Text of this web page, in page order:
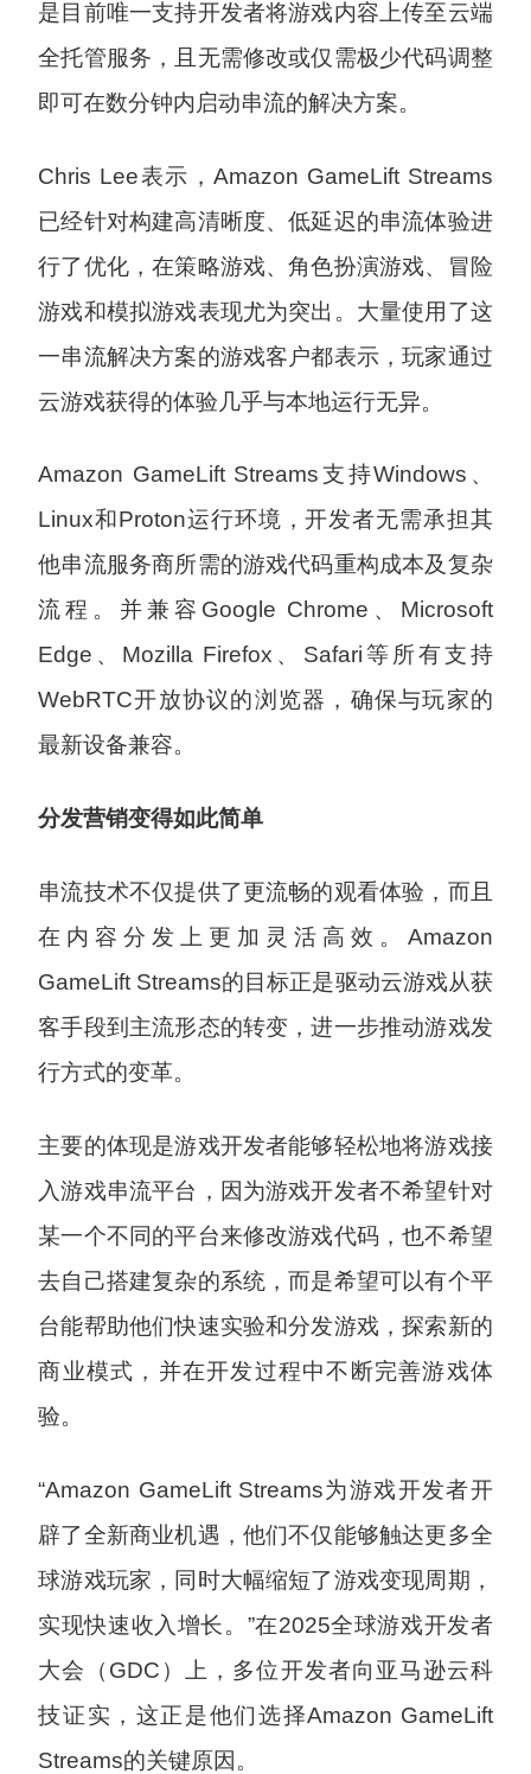
是目前唯一支持开发者将游戏内容上传至云端
全托管服务，且无需修改或仅需极少代码调整
即可在数分钟内启动串流的解决方案。
Chris Lee表示，Amazon GameLift Streams
已经针对构建高清晰度、低延迟的串流体验进
行了优化，在策略游戏、角色扮演游戏、冒险
游戏和模拟游戏表现尤为突出。大量使用了这
一串流解决方案的游戏客户都表示，玩家通过
云游戏获得的体验几乎与本地运行无异。
Amazon GameLift Streams支持Windows、
Linux和Proton运行环境，开发者无需承担其
他串流服务商所需的游戏代码重构成本及复杂
流程。并兼容Google Chrome、Microsoft
Edge、Mozilla Firefox、Safari等所有支持
WebRTC开放协议的浏览器，确保与玩家的
最新设备兼容。
分发营销变得如此简单
串流技术不仅提供了更流畅的观看体验，而且
在内容分发上更加灵活高效。Amazon
GameLift Streams的目标正是驱动云游戏从获
客手段到主流形态的转变，进一步推动游戏发
行方式的变革。
主要的体现是游戏开发者能够轻松地将游戏接
入游戏串流平台，因为游戏开发者不希望针对
某一个不同的平台来修改游戏代码，也不希望
去自己搭建复杂的系统，而是希望可以有个平
台能帮助他们快速实验和分发游戏，探索新的
商业模式，并在开发过程中不断完善游戏体
验。
“Amazon GameLift Streams为游戏开发者开
辟了全新商业机遇，他们不仅能够触达更多全
球游戏玩家，同时大幅缩短了游戏变现周期，
实现快速收入增长。”在2025全球游戏开发者
大会（GDC）上，多位开发者向亚马逊云科
技证实，这正是他们选择Amazon GameLift
Streams的关键原因。